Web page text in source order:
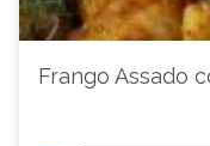
Frango Assado